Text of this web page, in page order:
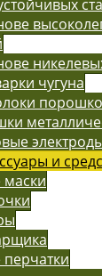
чугуна
и